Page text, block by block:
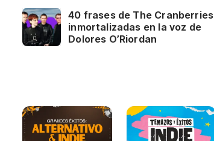
40 frases de The Cranberries
inmortalizadas en la voz de
Dolores O’Riordan